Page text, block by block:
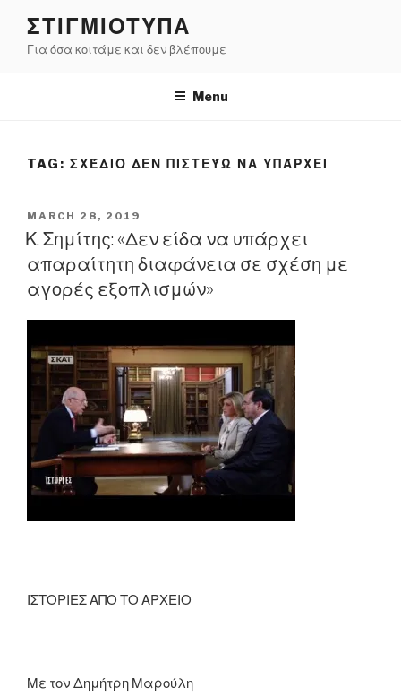
content
ΣΤΙΓΜΙΟΤΥΠΑ
Για όσα κοιτάμε και δεν βλέπουμε
Menu
TAG: ΣΧΈΔΙΟ ΔΕΝ ΠΙΣΤΕΎΩ ΝΑ ΥΠΆΡΧΕΙ
POSTED
ON
MARCH 28, 2019
Κ. Σημίτης: «Δεν είδα να υπάρχει
απαραίτητη διαφάνεια σε σχέση με
αγορές εξοπλισμών»
ΙΣΤΟΡΙΕΣ ΑΠΟ ΤΟ ΑΡΧΕΙΟ
Με τον Δημήτρη Μαρούλη